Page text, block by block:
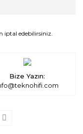
iptal edebilirsiniz.
Bize Yazın: